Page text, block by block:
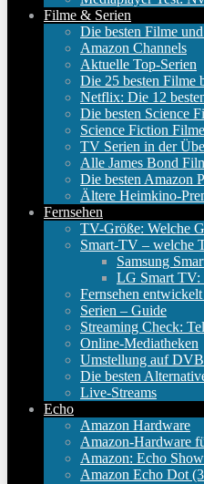
Filme & Serien
Die besten Filme
Amazon Channels
Aktuelle Top-Serien
Die 25 besten Filme
Netflix: Die 12
Die besten Science
Science Fiction Filme
TV Serien in der
Alle James Bond
Die besten Amazon
Ältere Heimkino-
Fernsehen
TV-Größe: Welche
Smart-TV – welche
Samsung
LG Smart TV:
Fernsehen
Serien – Guide
Streaming Check:
Online-Mediatheken
Umstellung auf
Die besten
Live-Streams
Echo
Amazon Hardware
Amazon-Hardware
Amazon: Echo
Amazon Echo Dot